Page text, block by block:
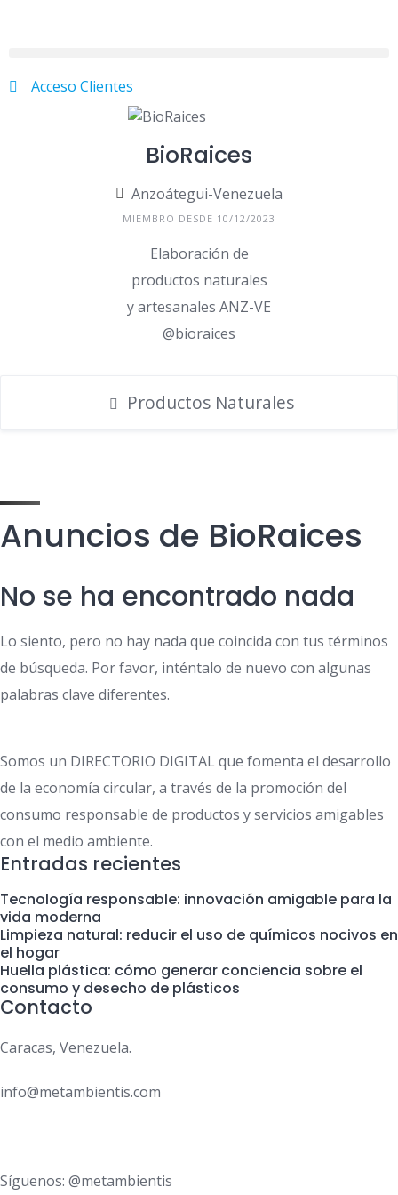
Acceso Clientes
BioRaices
Anzoátegui-Venezuela
MIEMBRO DESDE 10/12/2023
Elaboración de
productos naturales
y artesanales ANZ-VE
@bioraices
Productos Naturales
Anuncios de BioRaices
No se ha encontrado nada
Lo siento, pero no hay nada que coincida con tus términos
de búsqueda. Por favor, inténtalo de nuevo con algunas
palabras clave diferentes.
Somos un DIRECTORIO DIGITAL que fomenta el desarrollo
de la economía circular, a través de la promoción del
consumo responsable de productos y servicios amigables
con el medio ambiente.
Entradas recientes
Tecnología responsable: innovación amigable para la
vida moderna
Limpieza natural: reducir el uso de químicos nocivos en
el hogar
Huella plástica: cómo generar conciencia sobre el
consumo y desecho de plásticos
Contacto
Caracas, Venezuela.
info@metambientis.com
Síguenos: @metambientis